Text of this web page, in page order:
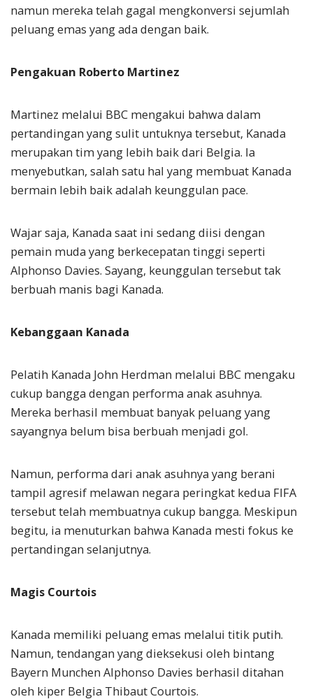
namun mereka telah gagal mengkonversi sejumlah
peluang emas yang ada dengan baik.
Pengakuan Roberto Martinez
Martinez melalui BBC mengakui bahwa dalam
pertandingan yang sulit untuknya tersebut, Kanada
merupakan tim yang lebih baik dari Belgia. Ia
menyebutkan, salah satu hal yang membuat Kanada
bermain lebih baik adalah keunggulan pace.
Wajar saja, Kanada saat ini sedang diisi dengan
pemain muda yang berkecepatan tinggi seperti
Alphonso Davies. Sayang, keunggulan tersebut tak
berbuah manis bagi Kanada.
Kebanggaan Kanada
Pelatih Kanada John Herdman melalui BBC mengaku
cukup bangga dengan performa anak asuhnya.
Mereka berhasil membuat banyak peluang yang
sayangnya belum bisa berbuah menjadi gol.
Namun, performa dari anak asuhnya yang berani
tampil agresif melawan negara peringkat kedua FIFA
tersebut telah membuatnya cukup bangga. Meskipun
begitu, ia menuturkan bahwa Kanada mesti fokus ke
pertandingan selanjutnya.
Magis Courtois
Kanada memiliki peluang emas melalui titik putih.
Namun, tendangan yang dieksekusi oleh bintang
Bayern Munchen Alphonso Davies berhasil ditahan
oleh kiper Belgia Thibaut Courtois.